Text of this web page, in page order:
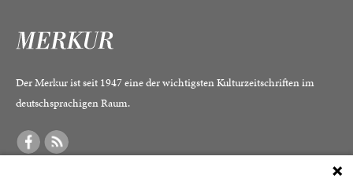
Der Merkur ist seit 1947 eine der wichtigsten Kulturzeitschriften im
deutschsprachigen Raum.